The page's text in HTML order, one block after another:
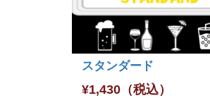
スタンダード
¥1,430 （税込）